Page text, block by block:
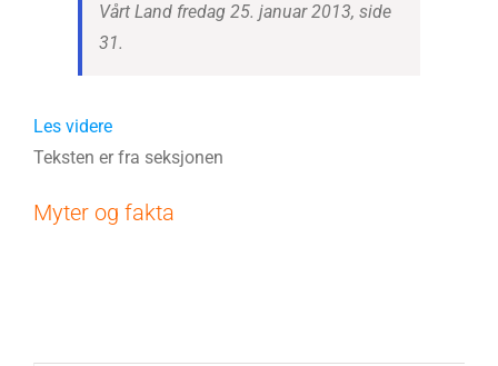
Vårt Land fredag 25. januar 2013, side
31.
Les videre
Teksten er fra seksjonen
Myter og fakta